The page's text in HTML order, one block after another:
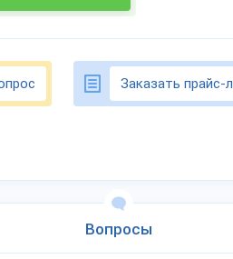
Заказать прайс-
Вопросы